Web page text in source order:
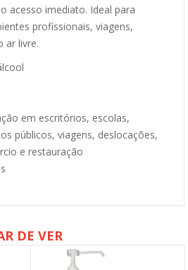
acesso imediato. Ideal para
profissionais, viagens,
ar livre.
em escritórios, escolas,
públicos, viagens, deslocações,
e restauração
DE VER